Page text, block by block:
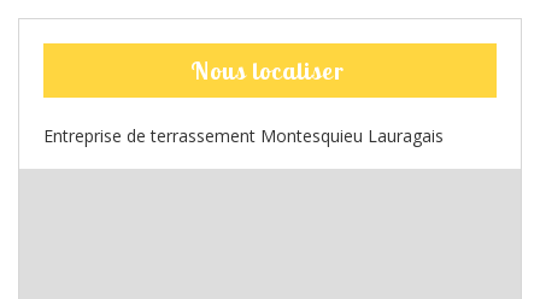
Nous localiser
Entreprise de terrassement Montesquieu Lauragais